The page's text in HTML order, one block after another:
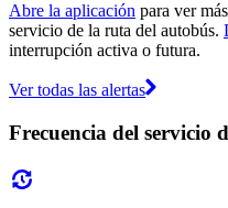
Abre la aplicación para ver
servicio de la ruta del autobús.
interrupción activa o futura.
Ver todas las alertas
Frecuencia del servicio